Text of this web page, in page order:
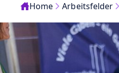
Home Arbeitsfelder